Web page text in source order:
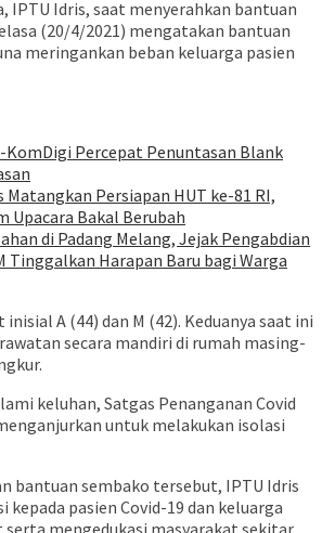
IPTU Idris, saat menyerahkan bantuan
(20/4/2021) mengatakan bantuan
meringankan beban keluarga pasien
KomDigi Percepat Penuntasan Blank
Matangkan Persiapan HUT ke-81 RI,
Upacara Bakal Berubah
di Padang Melang, Jejak Pengabdian
Tinggalkan Harapan Baru bagi Warga
A (44) dan M (42). Keduanya saat ini
secara mandiri di rumah masing-
keluhan, Satgas Penanganan Covid
untuk melakukan isolasi
bantuan sembako tersebut, IPTU Idris
pasien Covid-19 dan keluarga